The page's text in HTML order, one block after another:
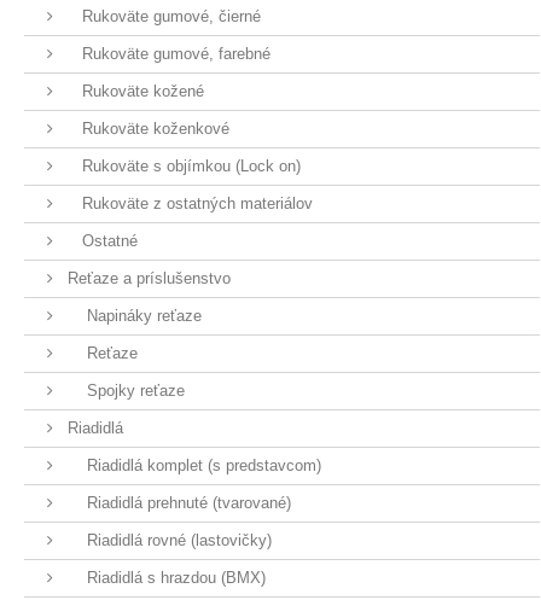
Rukoväte gumové, čierné
Rukoväte gumové, farebné
Rukoväte kožené
Rukoväte koženkové
Rukoväte s objímkou (Lock on)
Rukoväte z ostatných materiálov
Ostatné
Reťaze a príslušenstvo
Napináky reťaze
Reťaze
Spojky reťaze
Riadidlá
Riadidlá komplet (s predstavcom)
Riadidlá prehnuté (tvarované)
Riadidlá rovné (lastovičky)
Riadidlá s hrazdou (BMX)